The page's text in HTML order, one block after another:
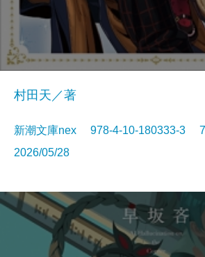
村田天／著
新潮文庫nex 978-4-10-180333-3
2026/05/28